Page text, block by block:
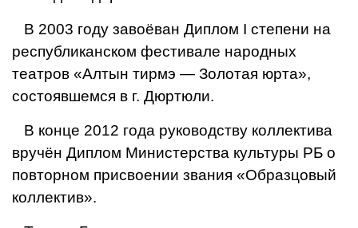
В 2003 году завоёван Диплом I степени на
республиканском фестивале народ­ных
театров «Алтын тирмэ — Золотая юр­та»,
состоявшемся в г. Дюртюли.
В конце 2012 года руководству коллек­тива
вручён Диплом Министерства куль­туры РБ о
повторном присвоении звания «Образцовый
коллектив».